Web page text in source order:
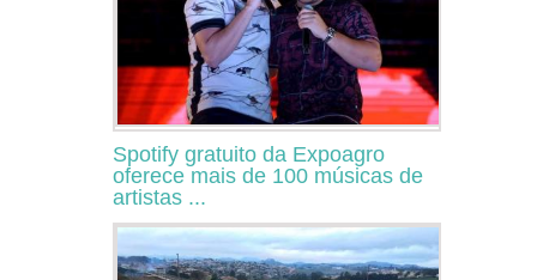
Spotify gratuito da Expoagro
oferece mais de 100 músicas de
artistas ...